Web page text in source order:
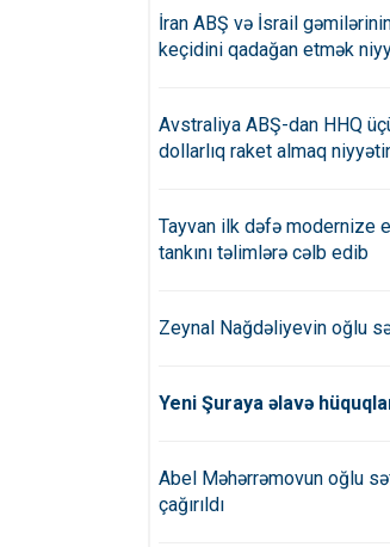
İran ABŞ və İsrail
keçidini qadağan etmək
Avstraliya ABŞ-dan HHQ
dollarlıq raket almaq
Tayvan ilk dəfə modernize
tankını təlimlərə cəlb edib
Zeynal Nağdəliyevin oğlu
Yeni Şuraya əlavə
Abel Məhərrəmovun oğlu
çağırıldı